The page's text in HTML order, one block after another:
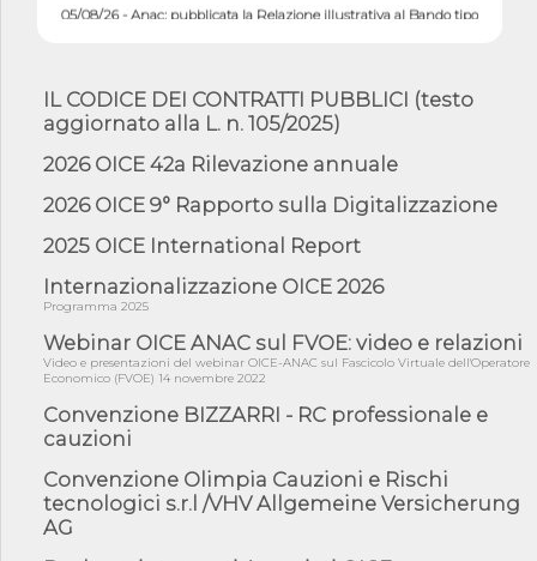
05/08/26 - Anac: pubblicata la Relazione illustrativa al Bando tipo
05/08/26 - Successo OICE per il bando della Città metropolitana
di Reg...
05/08/26 - Lettera OICE per il bando della Giunta Regionale della
04/08/26 - DL PA: previste cancellazioni da elenchi professionisti
per ...
04/08/26 - International Sustainable Buildings Competition -
COP31, An...
impugnar...
04/08/26 - Rapporto Anac corruzione 2020-2026: procedimenti
04/08/26 - CdS: partecipazione alla gara non equivale ad
acquiescenza r...
04/08/26 - DL Infrastrutture approvato alla Camera, passa ora al
Senato
03/08/26 - TAR Piemonte: RUP può avvalersi di consulente
IL CODICE DEI CONTRATTI PUBBLICI (testo
aggiornato alla L. n. 105/2025)
2026 OICE 42a Rilevazione annuale
2026 OICE 9° Rapporto sulla Digitalizzazione
2025 OICE International Report
Internazionalizzazione OICE 2026
Programma 2025
Webinar OICE ANAC sul FVOE: video e relazioni
Video e presentazioni del webinar OICE-ANAC sul Fascicolo Virtuale dell'Operatore
Economico (FVOE) 14 novembre 2022
Convenzione BIZZARRI - RC professionale e
cauzioni
Convenzione Olimpia Cauzioni e Rischi
tecnologici s.r.l /VHV Allgemeine Versicherung
AG